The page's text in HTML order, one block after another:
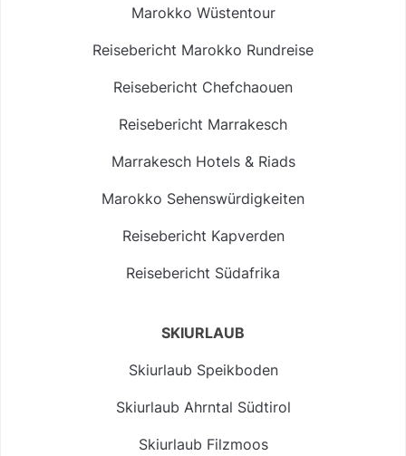
Marokko Wüstentour
Reisebericht Marokko Rundreise
Reisebericht Chefchaouen
Reisebericht Marrakesch
Marrakesch Hotels & Riads
Marokko Sehenswürdigkeiten
Reisebericht Kapverden
Reisebericht Südafrika
SKIURLAUB
Skiurlaub Speikboden
Skiurlaub Ahrntal Südtirol
Skiurlaub Filzmoos